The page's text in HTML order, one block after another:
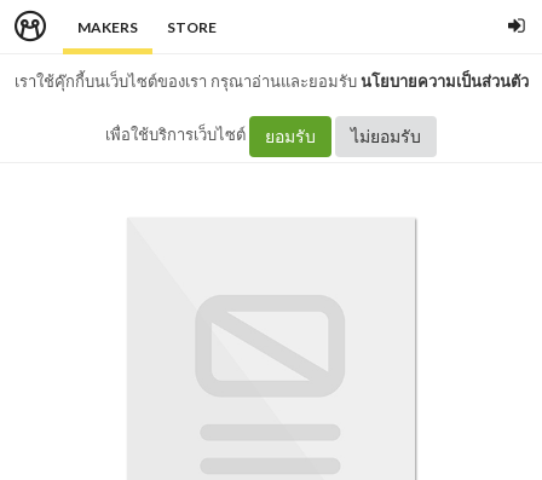
MAKERS STORE
เราใช้คุ๊กกี้บนเว็บไซต์ของเรา กรุณาอ่านและยอมรับนโยบายความเป็นส่วนตัว
เพื่อใช้บริการเว็บไซต์ ยอมรับ ไม่ยอมรับ